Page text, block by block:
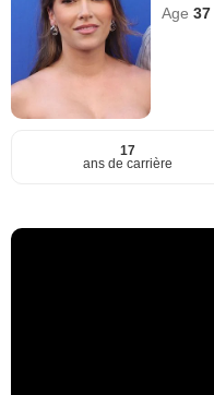
Age37
17
ans de carrière